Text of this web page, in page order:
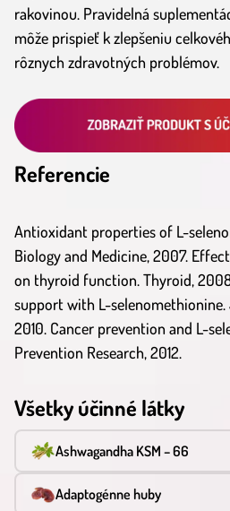
rakovinou. Pravidelná
môže prispieť k zlepšeniu
rôznych zdravotných problémov.
Referencie
Antioxidant properties of L-
Biology and Medicine, 2007.
on thyroid function. Thyroid,
support with L-
2010. Cancer prevention and L-
Prevention Research, 2012.
Všetky účinné látky
Ashwagandha KSM – 66
Adaptogénne huby